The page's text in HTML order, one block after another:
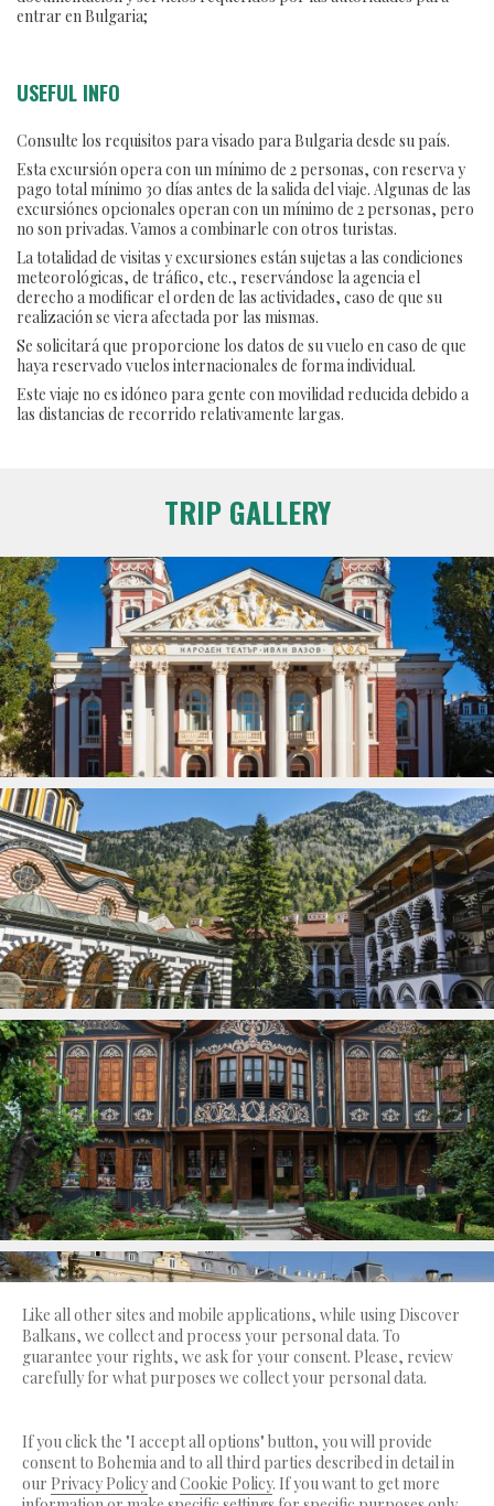
entrar en Bulgaria;
USEFUL INFO
Consulte los requisitos para visado para Bulgaria desde su país.
Esta excursión opera con un mínimo de 2 personas, con reserva y
pago total mínimo 30 días antes de la salida del viaje. Algunas de las
excursiónes opcionales operan con un mínimo de 2 personas, pero
no son privadas. Vamos a combinarle con otros turistas.
La totalidad de visitas y excursiones están sujetas a las condiciones
meteorológicas, de tráfico, etc., reservándose la agencia el
derecho a modificar el orden de las actividades, caso de que su
realización se viera afectada por las mismas.
Se solicitará que proporcione los datos de su vuelo en caso de que
haya reservado vuelos internacionales de forma individual.
Este viaje no es idóneo para gente con movilidad reducida debido a
las distancias de recorrido relativamente largas.
TRIP GALLERY
Like all other sites and mobile applications, while using Discover
Balkans, we collect and process your personal data. To
guarantee your rights, we ask for your consent. Please, review
carefully for what purposes we collect your personal data.
If you click the "I accept all options" button, you will provide
consent to Bohemia and to all third parties described in detail in
our Privacy PolicyandCookie Policy. If you want to get more